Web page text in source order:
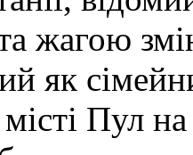
жагою
як
місті Пул